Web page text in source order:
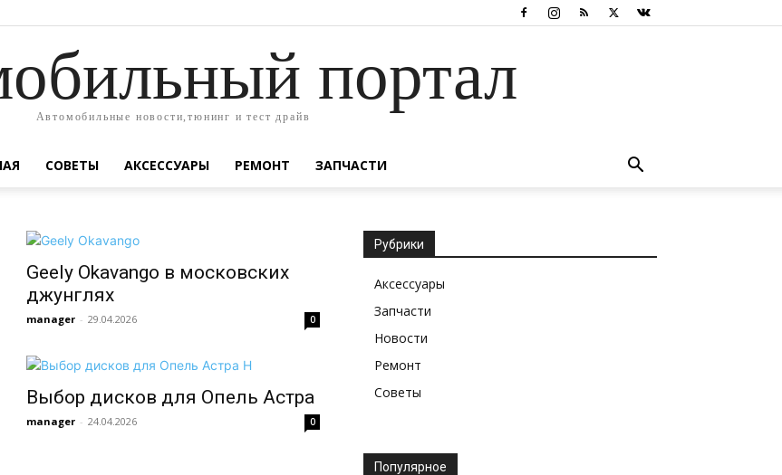
портал
Автомобильные новости,тюнинг и тест драйв
СОВЕТЫ АКСЕССУАРЫ РЕМОНТ ЗАПЧАСТИ
Geely Okavango в московских
джунглях
manager - 29.04.2026 0
Выбор дисков для Опель Астра
manager - 24.04.2026 0
Рубрики
Аксессуары
Запчасти
Новости
Ремонт
Советы
Популярное